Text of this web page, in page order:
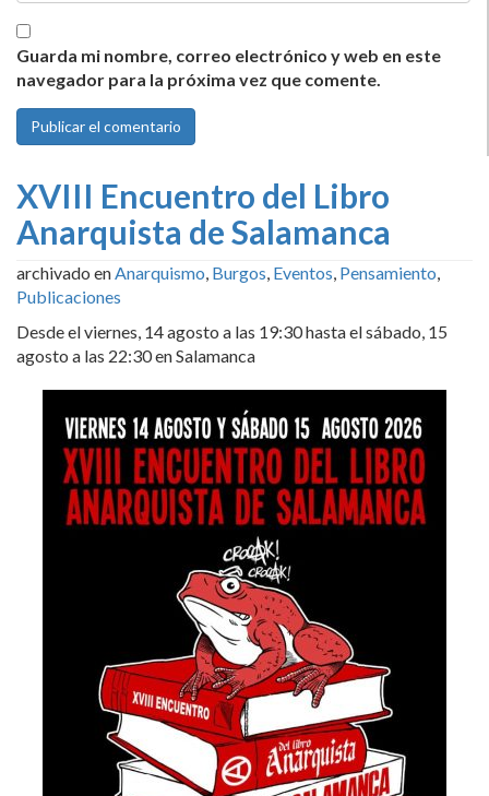
Guarda mi nombre, correo electrónico y web en este
navegador para la próxima vez que comente.
XVIII Encuentro del Libro
Anarquista de Salamanca
archivado enAnarquismo, Burgos, Eventos, Pensamiento,
Publicaciones
Desde el viernes, 14 agosto a las 19:30 hasta el sábado, 15
agosto a las 22:30 en Salamanca